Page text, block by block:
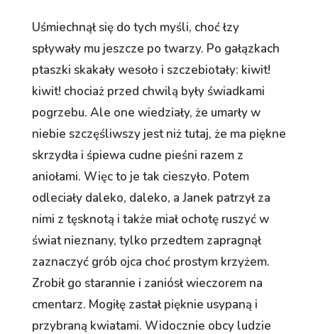
Uśmiechnął się do tych myśli, choć łzy
spływały mu jeszcze po twarzy. Po gałązkach
ptaszki skakały wesoło i szczebiotały: kiwit!
kiwit! chociaż przed chwilą były świadkami
pogrzebu. Ale one wiedziały, że umarły w
niebie szczęśliwszy jest niż tutaj, że ma piękne
skrzydła i śpiewa cudne pieśni razem z
aniołami. Więc to je tak cieszyło. Potem
odleciały daleko, daleko, a Janek patrzył za
nimi z tęsknotą i także miał ochotę ruszyć w
świat nieznany, tylko przedtem zapragnął
zaznaczyć grób ojca choć prostym krzyżem.
Zrobił go starannie i zaniósł wieczorem na
cmentarz. Mogiłę zastał pięknie usypaną i
przybraną kwiatami. Widocznie obcy ludzie